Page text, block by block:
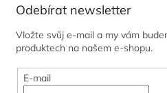
Odebírat newsletter
Vložte svůj e-mail a my vám
produktech na našem e-shopu.
E-mail